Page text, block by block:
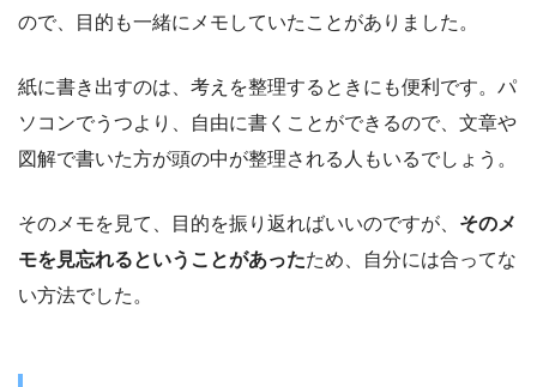
ので、目的も一緒にメモしていたことがありました。
紙に書き出すのは、考えを整理するときにも便利です。パ
ソコンでうつより、自由に書くことができるので、文章や
図解で書いた方が頭の中が整理される人もいるでしょう。
そのメモを見て、目的を振り返ればいいのですが、 そのメ
モを見忘れるということがあったため、自分には合ってな
い方法でした。